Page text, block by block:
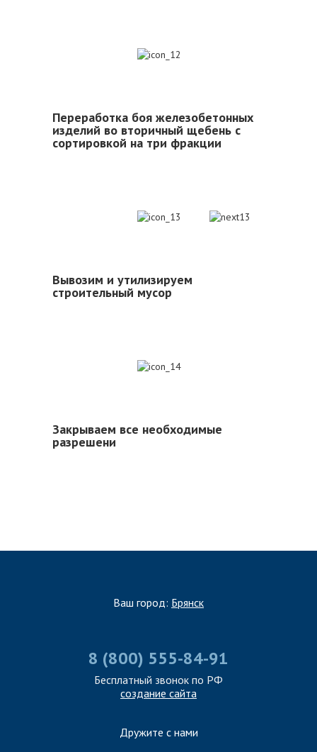
Переработка боя железобетонных
изделий во вторичный щебень с
сортировкой на три фракции
Вывозим и утилизируем
строительный мусор
Закрываем все необходимые
разрешени
Ваш город: Брянск
8 (800) 555-84-91
Бесплатный звонок по РФ
создание сайта
Дружите с нами